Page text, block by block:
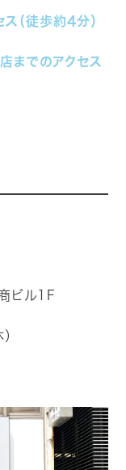
（徒歩約4分）
までのアクセス
ビル1F